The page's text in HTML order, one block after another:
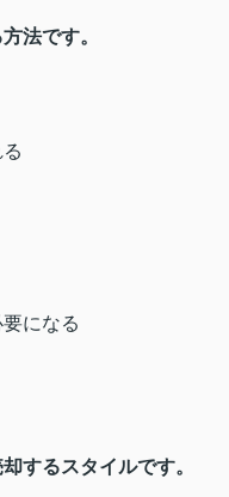
法です。
になる
するスタイルです。